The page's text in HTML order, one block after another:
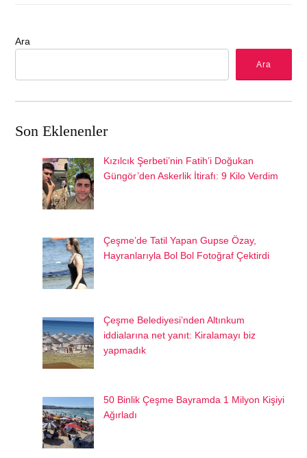
Ara
Ara
Son Eklenenler
Kızılcık Şerbeti’nin Fatih’i Doğukan
Güngör’den Askerlik İtirafı: 9 Kilo Verdim
Çeşme’de Tatil Yapan Gupse Özay,
Hayranlarıyla Bol Bol Fotoğraf Çektirdi
Çeşme Belediyesi’nden Altınkum
iddialarına net yanıt: Kiralamayı biz
yapmadık
50 Binlik Çeşme Bayramda 1 Milyon Kişiyi
Ağırladı